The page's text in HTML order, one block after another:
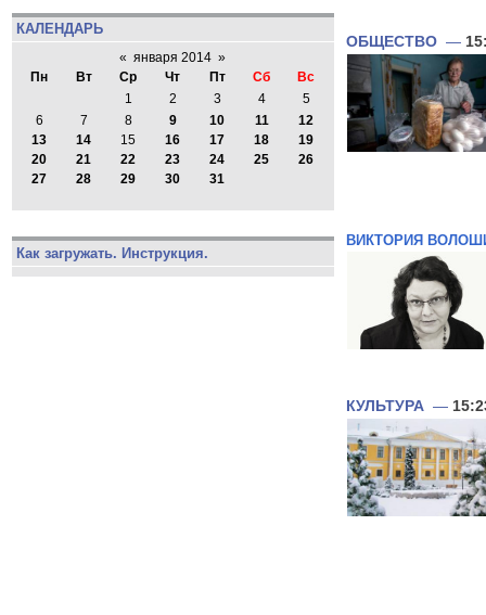
КАЛЕНДАРЬ
« января 2014 »
Пн
Вт Ср Чт Пт Сб
Вс
1
2 3 4
5
6
7 8 9 10 11
12
13
14 15 16 17 18
19
20
21 22 23 24 25
26
27
28 29 30 31
Как загружать. Инструкция.
ОБЩЕСТВО —
ВИКТОРИЯ
КУЛЬТУРА —